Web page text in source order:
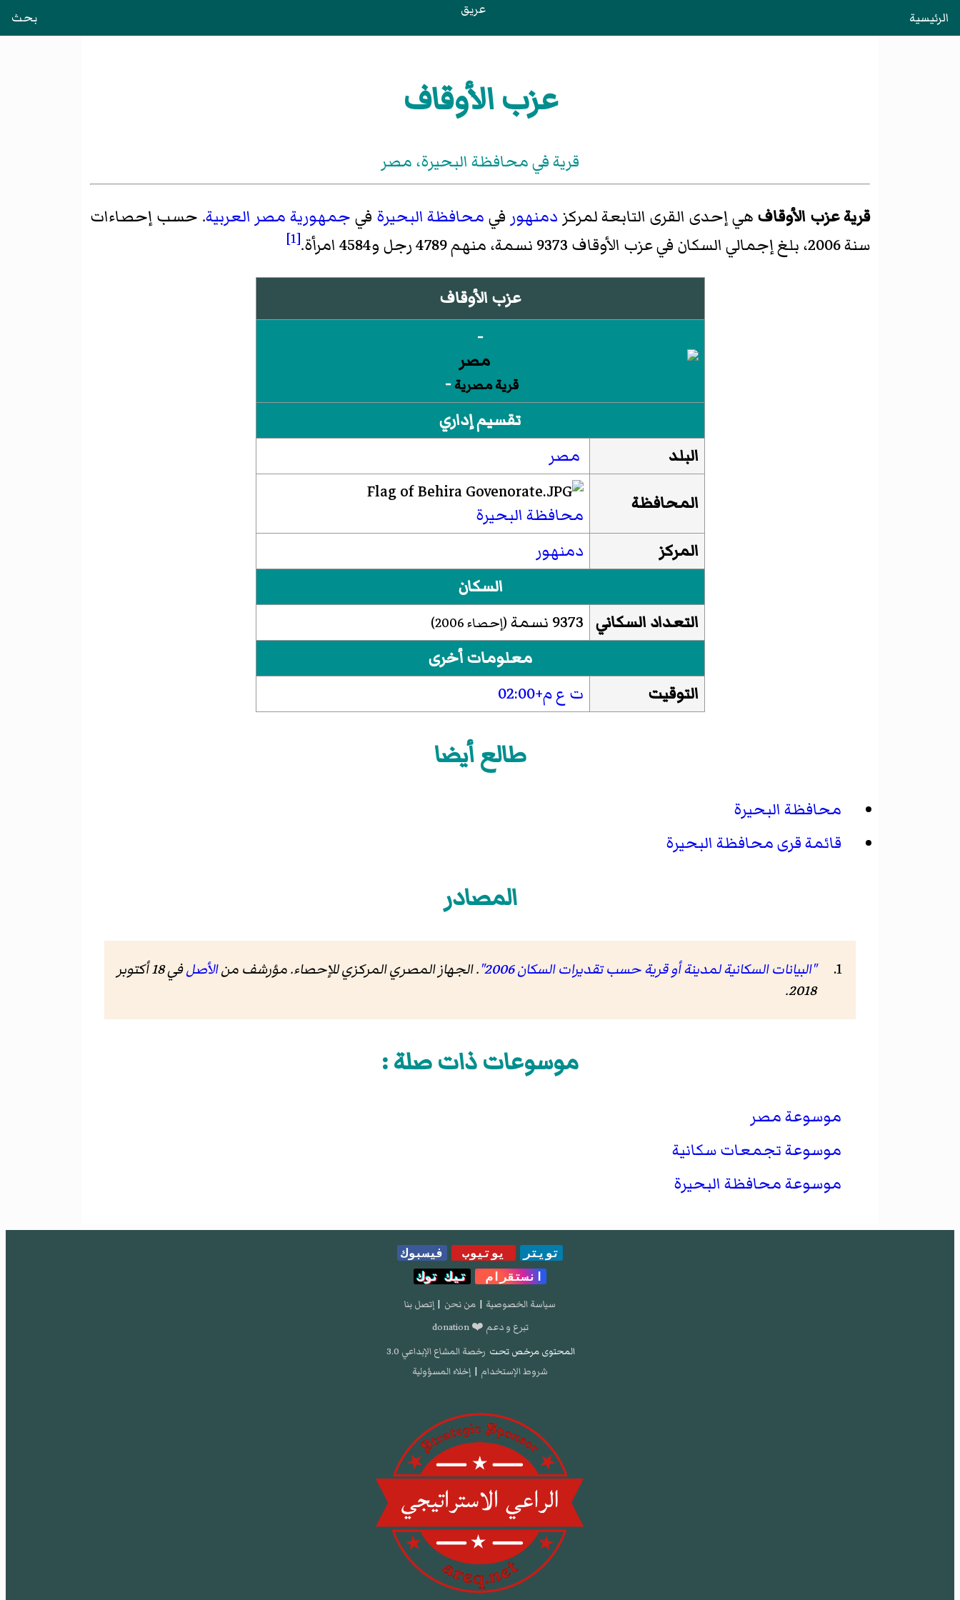
الرئيسية عريق بحث
عزب الأوقاف
قرية في محافظة البحيرة‏، مصر
قرية عزب الأوقاف هي إحدى القرى التابعة لمركز دمنهور في محافظة البحيرة في جمهورية مصر العربية. حسب إحصاءات
سنة 2006، بلغ إجمالي السكان في عزب الأوقاف 9373 نسمة، منهم 4789 رجل و4584 امرأة.
[1]
عزب الأوقاف
-
قرية مصرية-
تقسيم إداري
البلد
مصر
المحافظة
محافظة البحيرة
المركز
دمنهور
السكان
التعداد السكاني 9373 نسمة (إحصاء 2006)
معلومات أخرى
التوقيت
ت ع م+02:00
طالع أيضا
محافظة البحيرة
قائمة قرى محافظة البحيرة
المصادر
"البيانات السكانية لمدينة أو قرية حسب تقديرات السكان 2006" . الجهاز المصري المركزي للإحصاء. مؤرشف منالأصل
في 18 أكتوبر
2018
.
موسوعات ذات صلة :
موسوعة مصر
موسوعة تجمعات سكانية
موسوعة محافظة البحيرة
تويتر يوتيوب
فيسبوك
انستقرام
تيك توك
سياسة الخصوصية | من نحن | إتصل بنا
تبرع و دعم ❤️ donation
المحتوى مرخص تحت رخصة المشاع الإبداعي 3.0
شروط الإستخدام | إخلاء المسؤولية